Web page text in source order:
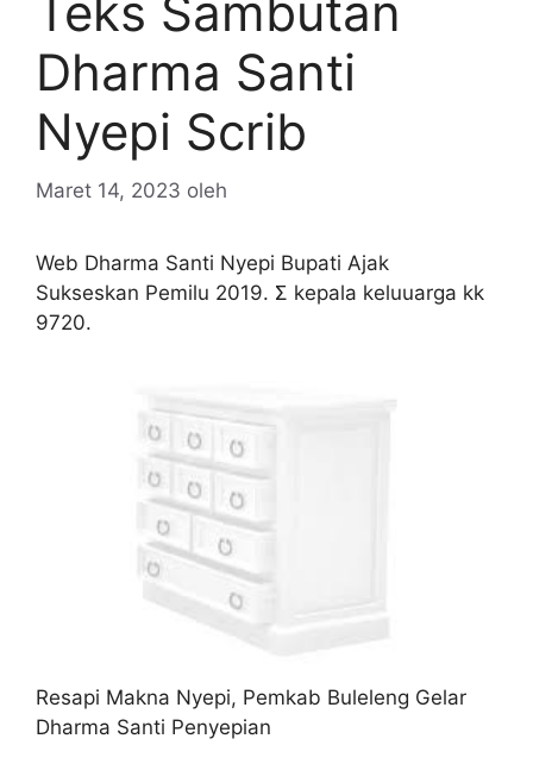
Teks Sambutan
Dharma Santi
Nyepi Scrib
Maret 14, 2023 oleh
Web Dharma Santi Nyepi Bupati Ajak
Sukseskan Pemilu 2019. Ʃ kepala keluuarga kk
9720.
Resapi Makna Nyepi, Pemkab Buleleng Gelar
Dharma Santi Penyepian